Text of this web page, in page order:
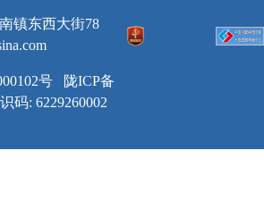
镇东西大街78
号
陇ICP备
码: 6229260002